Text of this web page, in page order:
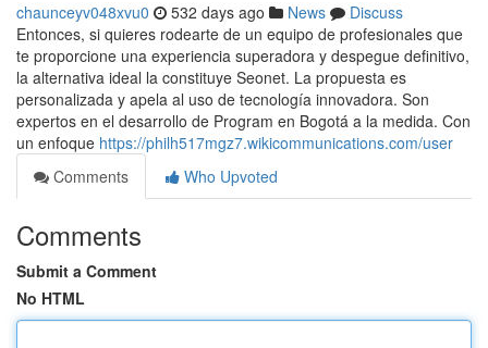
chaunceyv048xvu0 532 days ago News
Discuss
Entonces, si quieres rodearte de un equipo de profesionales que
te proporcione una experiencia superadora y despegue definitivo,
la alternativa ideal la constituye Seonet. La propuesta es
personalizada y apela al uso de tecnología innovadora. Son
expertos en el desarrollo de Program en Bogotá a la medida. Con
un enfoque https://philh517mgz7.wikicommunications.com/user
Comments
Who Upvoted
Comments
Submit a Comment
No HTML